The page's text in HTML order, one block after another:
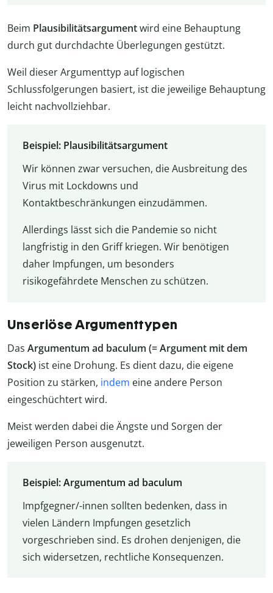
Beim Plausibilitätsargumentwird eine Behauptung
durch gut durchdachte Überlegungen gestützt.
Weil dieser Argumenttyp auf logischen
Schlussfolgerungen basiert, ist die jeweilige Behauptung
leicht nachvollziehbar.
Beispiel: Plausibilitätsargument
Wir können zwar versuchen, die Ausbreitung des
Virus mit Lockdowns und
Kontaktbeschränkungen einzudämmen.
Allerdings lässt sich die Pandemie so nicht
langfristig in den Griff kriegen. Wir benötigen
daher Impfungen, um besonders
risikogefährdete Menschen zu schützen.
Unseriöse Argumenttypen
Das Argumentum ad baculum (= Argument mit dem
Stock) ist eine Drohung. Es dient dazu, die eigene
Position zu stärken, indem eine andere Person
eingeschüchtert wird.
Meist werden dabei die Ängste und Sorgen der
jeweiligen Person ausgenutzt.
Beispiel: Argumentum ad baculum
Impfgegner/-innen sollten bedenken, dass in
vielen Ländern Impfungen gesetzlich
vorgeschrieben sind. Es drohen denjenigen, die
sich widersetzen, rechtliche Konsequenzen.